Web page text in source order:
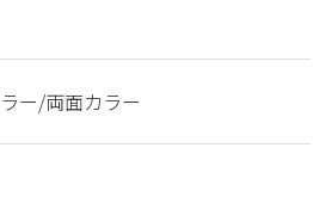
ー/両面カラー